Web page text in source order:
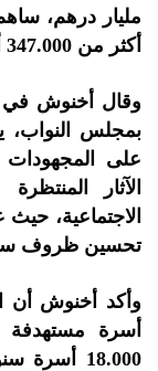
مليار درهم،
أكثر من 347.000 أسرة بنسبة معالجة بلغت 75%.
وقال أخنوش في
بمجلس النواب،
على المجهودات
الآثار
الاجتماعية،
تحسين ظروف سكن حوالي
18.000